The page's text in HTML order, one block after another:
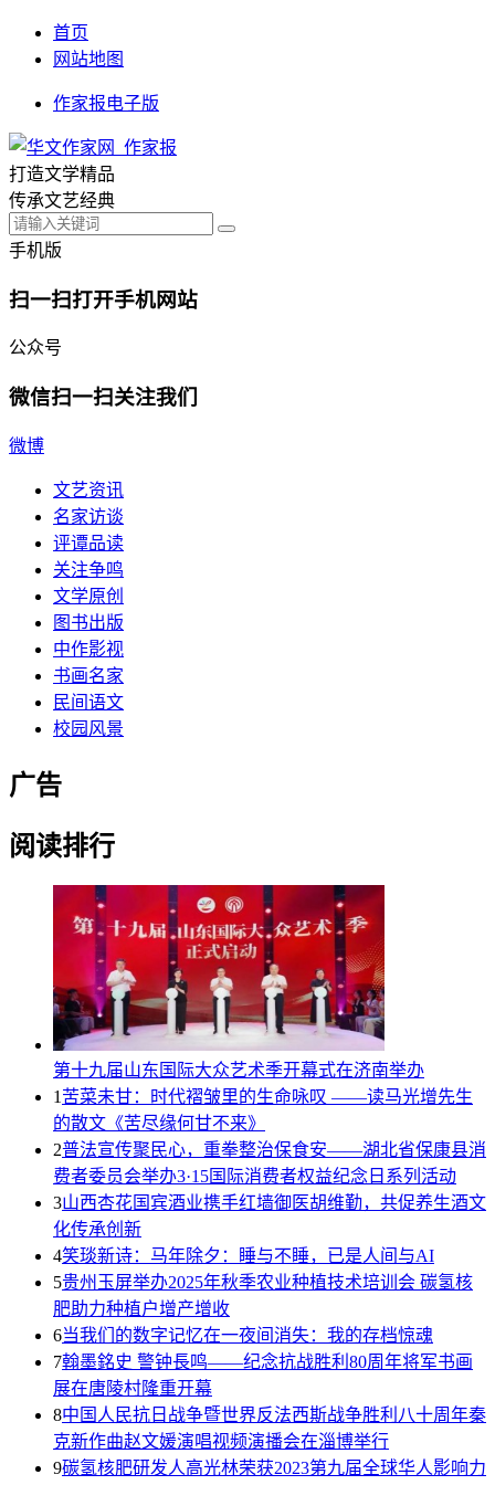
首页
网站地图
作家报电子版
打造文学精品
传承文艺经典
手机版
扫一扫打开手机网站
公众号
微信扫一扫关注我们
微博
文艺资讯
名家访谈
评谭品读
关注争鸣
文学原创
图书出版
中作影视
书画名家
民间语文
校园风景
广告
阅读排行
第十九届山东国际大众艺术季开幕式在济南举办
1 苦菜未甘：时代褶皱里的生命咏叹 ——读马光增先生
的散文《苦尽缘何甘不来》
2普法宣传聚民心，重拳整治保食安——湖北省保康县消
费者委员会举办3·15国际消费者权益纪念日系列活动
3山西杏花国宾酒业携手红墙御医胡维勤，共促养生酒文
化传承创新
4笑琰新诗：马年除夕：睡与不睡，已是人间与AI
5贵州玉屏举办2025年秋季农业种植技术培训会 碳氢核
肥助力种植户增产增收
6当我们的数字记忆在一夜间消失：我的存档惊魂
7翰墨銘史 警钟長鸣——纪念抗战胜利80周年将军书画
展在唐陵村隆重开幕
8中国人民抗日战争暨世界反法西斯战争胜利八十周年秦
克新作曲赵文媛演唱视频演播会在淄博举行
9碳氢核肥研发人高光林荣获2023第九届全球华人影响力